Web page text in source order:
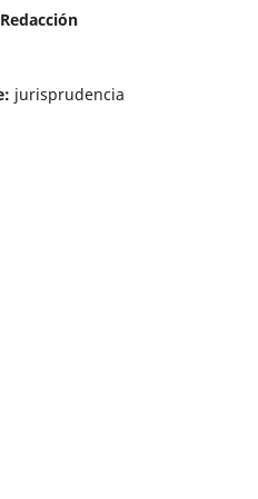
jurisprudencia